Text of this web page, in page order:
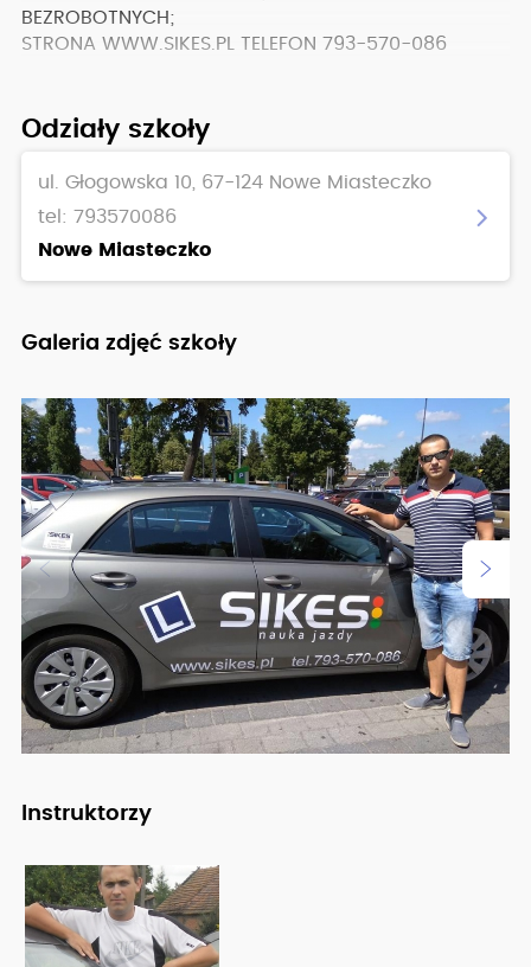
BEZROBOTNYCH;
STRONA WWW.SIKES.PL TELEFON 793-570-086
Odziały szkoły
ul. Głogowska 10, 67-124 Nowe Miasteczko
tel: 793570086
Nowe Miasteczko
Galeria zdjęć szkoły
Instruktorzy